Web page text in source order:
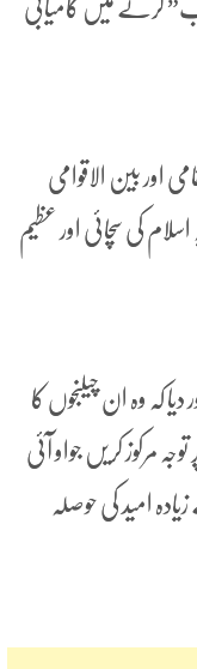
کرنے میں کامیابی
اور بین الاقوامی
کی سچائی اور عظیم
کہ وہ ان چیلنجوں کا
مرکوز کریں جواو آئی
امید کی حوصلہ